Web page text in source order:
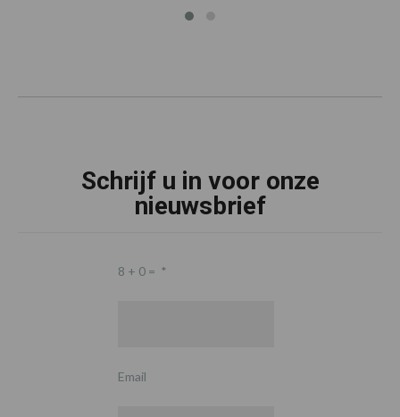
Schrijf u in voor onze
nieuwsbrief
8 + 0 = *
Email